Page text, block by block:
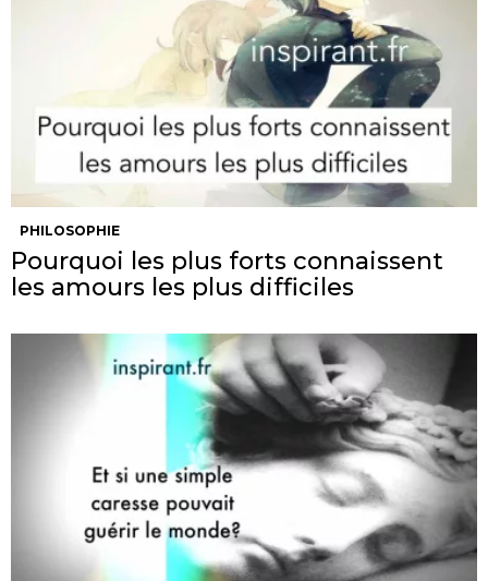
PHILOSOPHIE
Pourquoi les plus forts connaissent
les amours les plus difficiles